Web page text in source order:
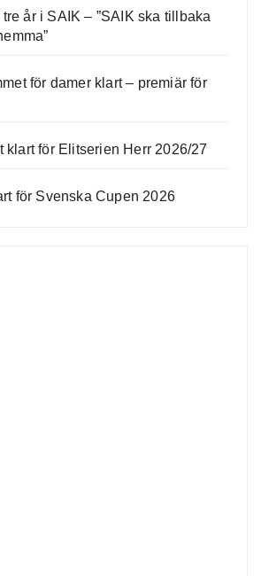
tre år i SAIK – ”SAIK ska tillbaka
för damer klart – premiär för
klart för Elitserien Herr 2026/27
för Svenska Cupen 2026